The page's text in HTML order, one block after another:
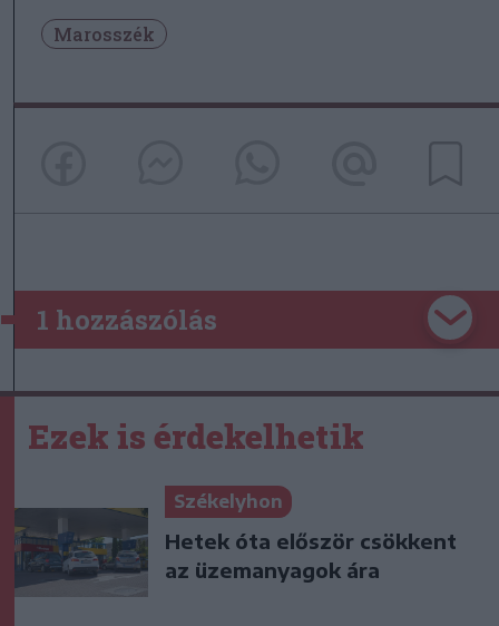
Marosszék
1 hozzászólás
Ezek is érdekelhetik
Székelyhon
Hetek óta először csökkent
az üzemanyagok ára